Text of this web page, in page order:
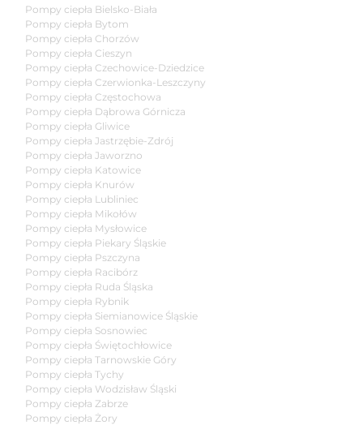
Pompy ciepła Bielsko-Biała
Pompy ciepła Bytom
Pompy ciepła Chorzów
Pompy ciepła Cieszyn
Pompy ciepła Czechowice-Dziedzice
Pompy ciepła Czerwionka-Leszczyny
Pompy ciepła Częstochowa
Pompy ciepła Dąbrowa Górnicza
Pompy ciepła Gliwice
Pompy ciepła Jastrzębie-Zdrój
Pompy ciepła Jaworzno
Pompy ciepła Katowice
Pompy ciepła Knurów
Pompy ciepła Lubliniec
Pompy ciepła Mikołów
Pompy ciepła Mysłowice
Pompy ciepła Piekary Śląskie
Pompy ciepła Pszczyna
Pompy ciepła Racibórz
Pompy ciepła Ruda Śląska
Pompy ciepła Rybnik
Pompy ciepła Siemianowice Śląskie
Pompy ciepła Sosnowiec
Pompy ciepła Świętochłowice
Pompy ciepła Tarnowskie Góry
Pompy ciepła Tychy
Pompy ciepła Wodzisław Śląski
Pompy ciepła Zabrze
Pompy ciepła Żory